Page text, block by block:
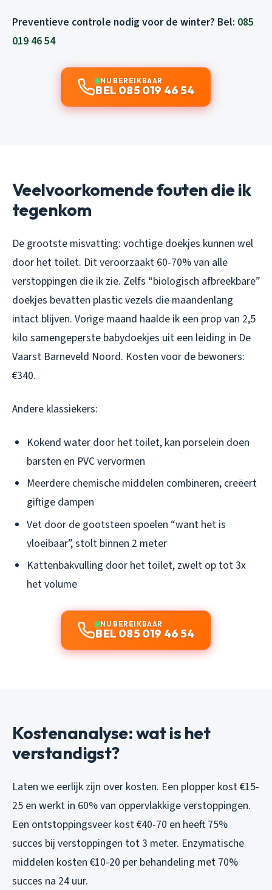
Preventieve controle nodig voor de winter? Bel: 085
019 46 54
NU BEREIKBAAR
BEL 085 019 46 54
Veelvoorkomende fouten die ik
tegenkom
De grootste misvatting: vochtige doekjes kunnen wel
door het toilet. Dit veroorzaakt 60-70% van alle
verstoppingen die ik zie. Zelfs “biologisch afbreekbare”
doekjes bevatten plastic vezels die maandenlang
intact blijven. Vorige maand haalde ik een prop van 2,5
kilo samengeperste babydoekjes uit een leiding in De
Vaarst Barneveld Noord. Kosten voor de bewoners:
€340.
Andere klassiekers:
Kokend water door het toilet, kan porselein doen
barsten en PVC vervormen
Meerdere chemische middelen combineren, creëert
giftige dampen
Vet door de gootsteen spoelen “want het is
vloeibaar”, stolt binnen 2 meter
Kattenbakvulling door het toilet, zwelt op tot 3x
het volume
NU BEREIKBAAR
BEL 085 019 46 54
Kostenanalyse: wat is het
verstandigst?
Laten we eerlijk zijn over kosten. Een plopper kost €15-
25 en werkt in 60% van oppervlakkige verstoppingen.
Een ontstoppingsveer kost €40-70 en heeft 75%
succes bij verstoppingen tot 3 meter. Enzymatische
middelen kosten €10-20 per behandeling met 70%
succes na 24 uur.